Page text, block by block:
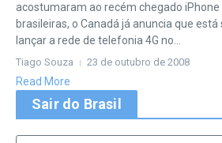
acostumaram ao recém chegado iPhone
brasileiras, o Canadá já anuncia que
lançar a rede de telefonia 4G no...
Tiago Souza 23 de outubro de 2008
Read More
Sair do Brasil